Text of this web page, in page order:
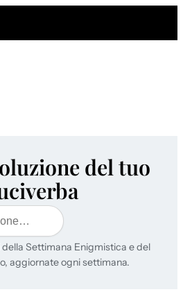
del tuo
Settimana Enigmistica e del
aggiornate ogni settimana.